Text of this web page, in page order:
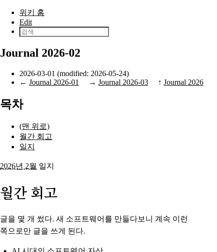
본문으로 건너뛰기
위키 홈
Edit
Journal 2026-02
2026-03-01 (modified: 2026-05-24)
← Journal 2026-01 → Journal 2026-03 ↑ Journal 2026
목차
(맨 위로)
월간 회고
일지
2026년 2월 일지
월간 회고
글을 몇 개 썼다. 새 소프트웨어를 만들다보니 계속 이런
쪽으로만 글을 쓰게 된다.